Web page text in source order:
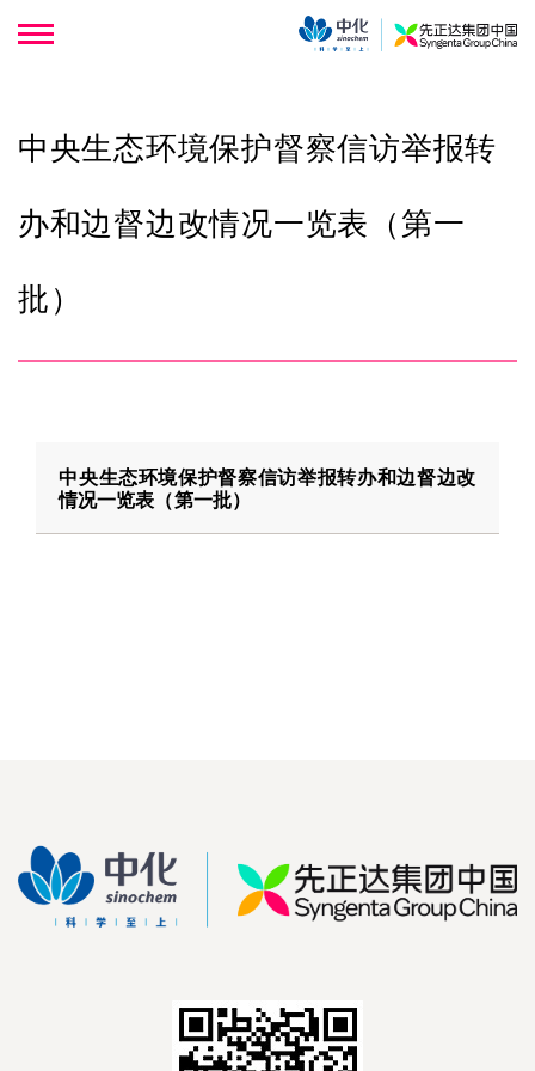
中央生态环境保护督察信访举报转
办和边督边改情况一览表（第一
批）
中央生态环境保护督察信访举报转办和边督边改
情况一览表（第一批）